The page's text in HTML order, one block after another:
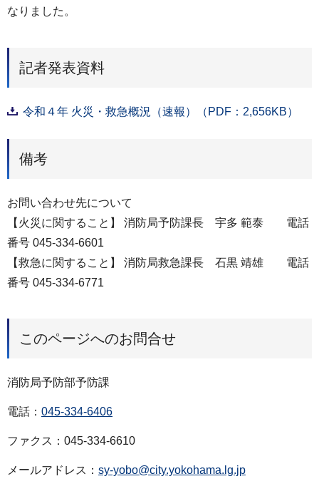
なりました。
記者発表資料
令和４年 火災・救急概況（速報）（PDF：2,656KB）
備考
お問い合わせ先について
【火災に関すること】 消防局予防課長 宇多 範泰 電話
番号 045-334-6601
【救急に関すること】 消防局救急課長 石黒 靖雄 電話
番号 045-334-6771
このページへのお問合せ
消防局予防部予防課
電話： 045-334-6406
ファクス：045-334-6610
メールアドレス： sy-yobo@city.yokohama.lg.jp